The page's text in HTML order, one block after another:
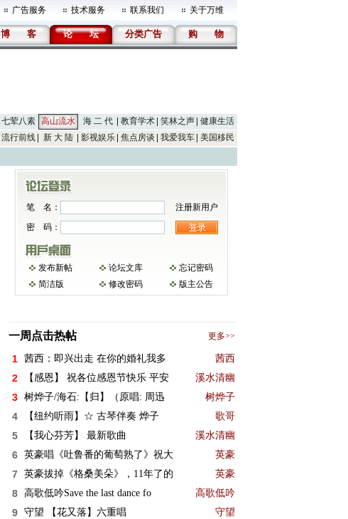
广告服务 技术服务 联系我们 关于万维
博 客 论 坛 分类广告 购 物
七荤八素 高山流水 海 二 代 教育学术 笑林之声
健康生活
流行前线 新 大 陆 影视娱乐 焦点房谈 我爱我车 美国移民
笔 名：
注册新用户
密 码：
发布新帖 论坛文库
忘记密码
简洁版
修改密码 版主公告
一周点击热帖 更多>>
1 茜西：即兴出走 在你的婚礼我多 茜西
2 【感恩】 祝各位感恩节快乐 平安 溪水清幽
3 树烨子/海石:【归】（原唱: 周迅 树烨子
4 【纽约听雨】☆ 古琴伴奏 烨子 歌哥
5 【我心芬芳】 最新歌曲 溪水清幽
6 英豪唱《吐鲁番的葡萄熟了》祝大 英豪
7 英豪拔掉《格桑美朵》，11年了的 英豪
8 高歌低吟Save the last dance fo 高歌低吟
9 守望 【花又落】六重唱 守望